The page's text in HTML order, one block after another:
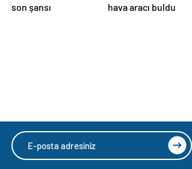
son şansı
hava aracı buldu